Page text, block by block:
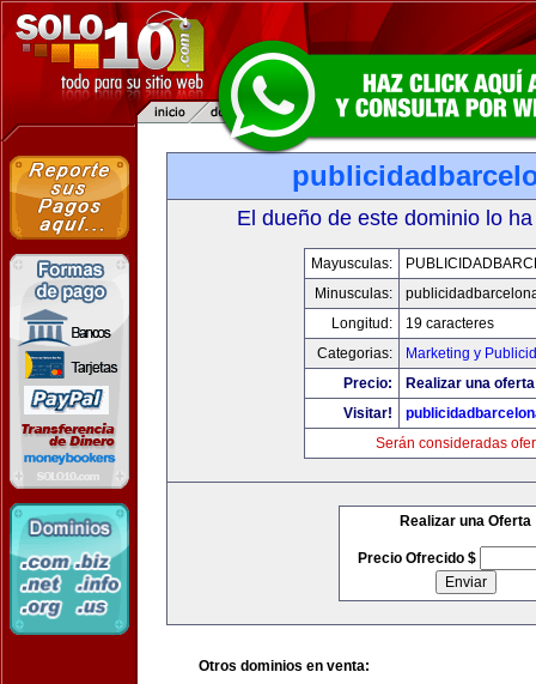
El dueño de este dominio lo
Mayusculas:
Minusculas:
Longitud:
19 caracteres
Categorias:
Marketing y
Precio:
Realizar una
Visitar!
Serán consideradas
Realizar una Oferta
Precio Ofrecido $
Otros dominios en venta: